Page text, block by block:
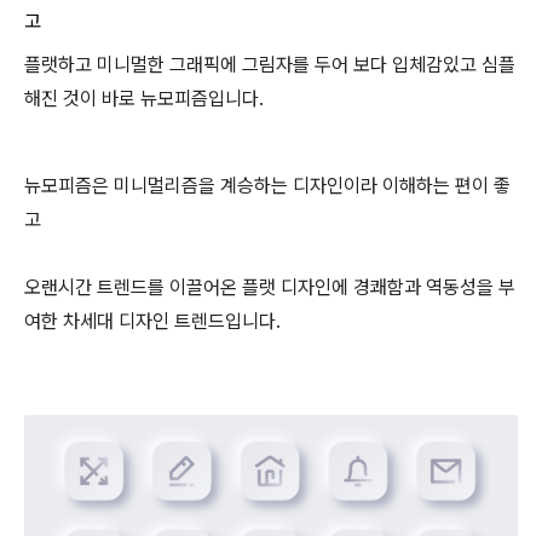
고
플랫하고 미니멀한 그래픽에 그림자를 두어 보다 입체감있고 심플
해진 것이 바로 뉴모피즘입니다.
뉴모피즘은 미니멀리즘을 계승하는 디자인이라 이해하는 편이 좋
고
오랜시간 트렌드를 이끌어온 플랫 디자인에 경쾌함과 역동성을 부
여한 차세대 디자인 트렌드입니다.